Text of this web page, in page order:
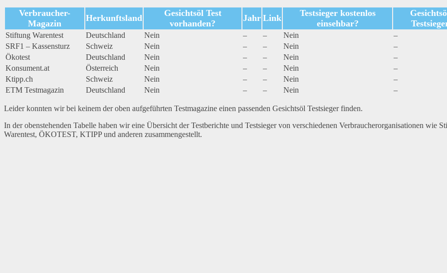
Verbraucher-
Magazin
Herkunftsland
Gesichtsöl Test
vorhanden?
Jahr Link
Testsieger kostenlos
einsehbar?
Stiftung Warentest Deutschland Nein – – Nein
–
SRF1 – Kassensturz
Schweiz Nein – – Nein
–
Ökotest
Deutschland Nein – – Nein
–
Konsument.at
Österreich Nein – – Nein
–
Ktipp.ch
Schweiz Nein – – Nein
–
ETM Testmagazin
Deutschland Nein – – Nein –
Leider konnten wir bei keinem der oben aufgeführten Testmagazine einen passenden Gesichtsöl Testsieger finden.
In der obenstehenden Tabelle haben wir eine Übersicht der Testberichte und Testsieger von verschiedenen Verbraucherorganisationen wie
Warentest, ÖKOTEST, KTIPP und anderen zusammengestellt.